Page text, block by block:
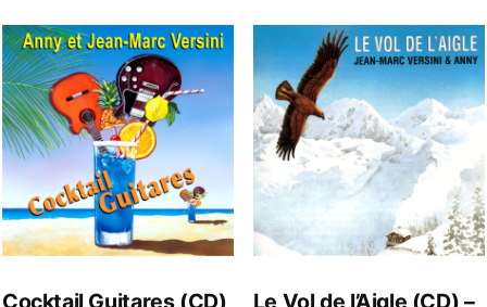
Cocktail Guitares (CD)
Le Vol de l’Aigle (CD) –